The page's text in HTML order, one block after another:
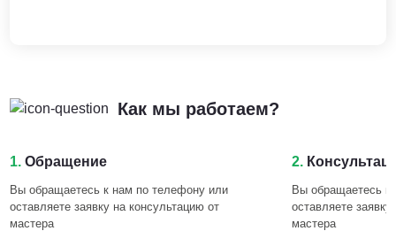
Как мы работаем?
1. Обращение
Вы обращаетесь к нам по телефону или
оставляете заявку на консультацию от
мастера
2.
Вы обращаетесь
оставляете
мастера